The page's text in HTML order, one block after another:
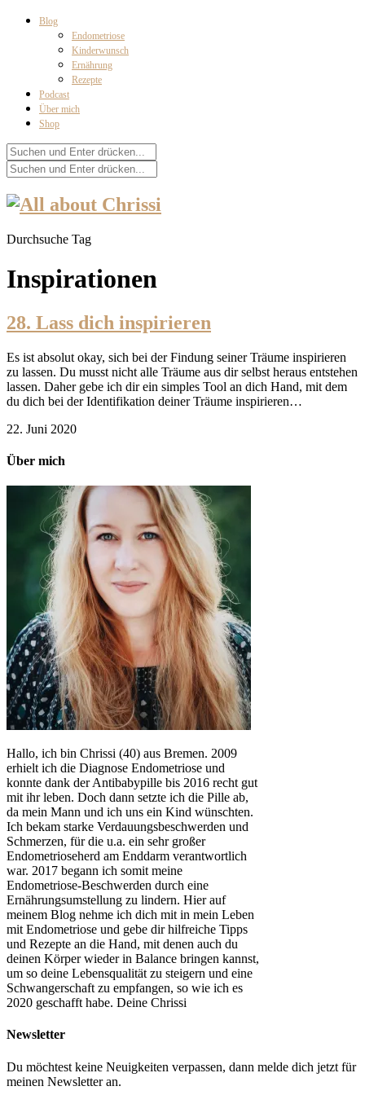
Blog
Endometriose
Kinderwunsch
Ernährung
Rezepte
Podcast
Über mich
Shop
Durchsuche Tag
Inspirationen
28. Lass dich inspirieren
Es ist absolut okay, sich bei der Findung seiner Träume inspirieren
zu lassen. Du musst nicht alle Träume aus dir selbst heraus entstehen
lassen. Daher gebe ich dir ein simples Tool an dich Hand, mit dem
du dich bei der Identifikation deiner Träume inspirieren…
22. Juni 2020
Über mich
Hallo, ich bin Chrissi (40) aus Bremen. 2009
erhielt ich die Diagnose Endometriose und
konnte dank der Antibabypille bis 2016 recht gut
mit ihr leben. Doch dann setzte ich die Pille ab,
da mein Mann und ich uns ein Kind wünschten.
Ich bekam starke Verdauungsbeschwerden und
Schmerzen, für die u.a. ein sehr großer
Endometrioseherd am Enddarm verantwortlich
war. 2017 begann ich somit meine
Endometriose-Beschwerden durch eine
Ernährungsumstellung zu lindern. Hier auf
meinem Blog nehme ich dich mit in mein Leben
mit Endometriose und gebe dir hilfreiche Tipps
und Rezepte an die Hand, mit denen auch du
deinen Körper wieder in Balance bringen kannst,
um so deine Lebensqualität zu steigern und eine
Schwangerschaft zu empfangen, so wie ich es
2020 geschafft habe. Deine Chrissi
Newsletter
Du möchtest keine Neuigkeiten verpassen, dann melde dich jetzt für
meinen Newsletter an.